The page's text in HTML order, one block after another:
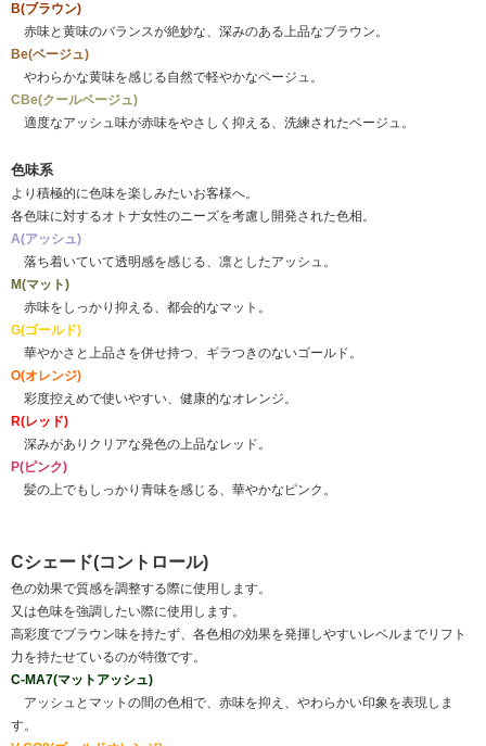
B(ブラウン)
赤味と黄味のバランスが絶妙な、深みのある上品なブラウン。
Be(ベージュ)
やわらかな黄味を感じる自然で軽やかなベージュ。
CBe(クールベージュ)
適度なアッシュ味が赤味をやさしく抑える、洗練されたベージュ。
色味系
より積極的に色味を楽しみたいお客様へ。
各色味に対するオトナ女性のニーズを考慮し開発された色相。
A(アッシュ)
落ち着いていて透明感を感じる、凛としたアッシュ。
M(マット)
赤味をしっかり抑える、都会的なマット。
G(ゴールド)
華やかさと上品さを併せ持つ、ギラつきのないゴールド。
O(オレンジ)
彩度控えめで使いやすい、健康的なオレンジ。
R(レッド)
深みがありクリアな発色の上品なレッド。
P(ピンク)
髪の上でもしっかり青味を感じる、華やかなピンク。
Cシェード(コントロール)
色の効果で質感を調整する際に使用します。
又は色味を強調したい際に使用します。
高彩度でブラウン味を持たず、各色相の効果を発揮しやすいレベルまでリフト
力を持たせているのが特徴です。
C-MA7(マットアッシュ)
アッシュとマットの間の色相で、赤味を抑え、やわらかい印象を表現しま
す。